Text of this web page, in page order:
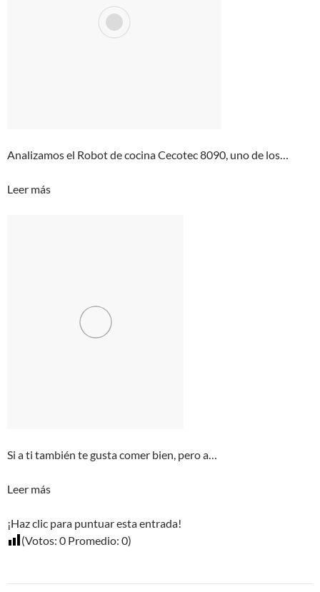
Analizamos el Robot de cocina Cecotec 8090, uno de los…
Leer más
Si a ti también te gusta comer bien, pero a…
Leer más
¡Haz clic para puntuar esta entrada!
(Votos: 0 Promedio: 0)